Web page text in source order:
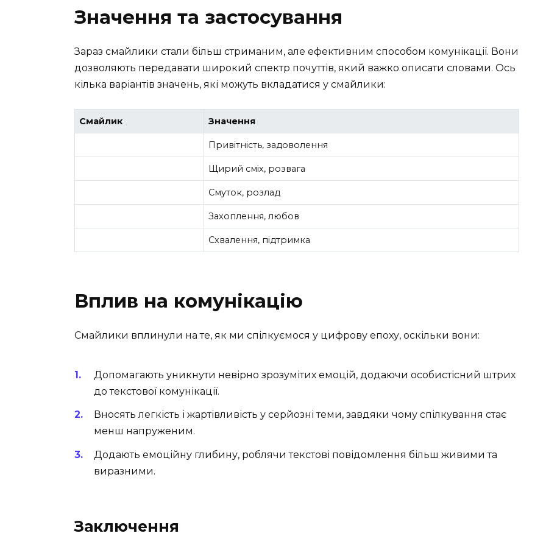
Значення та застосування
Зараз смайлики стали більш стриманим, але ефективним способом комунікації. Вони
дозволяють передавати широкий спектр почуттів, який важко описати словами. Ось
кілька варіантів значень, які можуть вкладатися у смайлики:
Смайлик Значення
Привітність, задоволення
Щирий сміх, розвага
Смуток, розлад
Захоплення, любов
Схвалення, підтримка
Вплив на комунікацію
Смайлики вплинули на те, як ми спілкуємося у цифрову епоху, оскільки вони:
Допомагають уникнути невірно зрозумітих емоцій, додаючи особистісний штрих
до текстової комунікації.
Вносять легкість і жартівливість у серйозні теми, завдяки чому спілкування стає
менш напруженим.
Додають емоційну глибину, роблячи текстові повідомлення більш живими та
виразними.
Заключення